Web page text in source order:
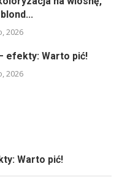
2026
efekty: Warto pić!
2026
Warto pić!